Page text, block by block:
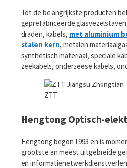
Tot de belangrijkste producten
geprefabriceerde
draden, kabels, met aluminium
stalen kern, metalen
synthetisch materiaal, speciale
zeekabels, onderzeese kabels,
ZTT
Hengtong Optisch-
Hengtong begon 1993 en is
grootste en meest uitgebreide
en